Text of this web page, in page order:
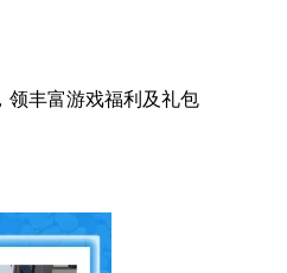
，领丰富游戏福利 及礼包